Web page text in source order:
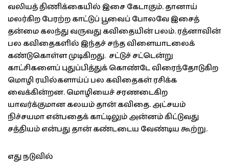
வலியத் திணிக்கையில் இசை கேடாகும். தானாய்
மலர்கிற பேரற்ற காட்டுப் பூவைப் போலவே இசைத்
தன்மை கலந்து வருவது கவிதையின் பலம். ரத்னாவின்
பல கவிதைகளில் இந்தச் சந்த விளையாடலைக்
கண்டுகொள்ள முடிகிறது. சட்டுச் சட்டென்று
காட்சிகளைப் புதுப்பித்துக் கொண்டே விரைந்தோடுகிற
மொழி ரயில்களாய்ப் பல கவிதைகள் ரசிக்க
வைக்கின்றன. மொழியைச் சரணடைகிற
யாவர்க்குமான கலயம் தான் கவிதை. அட்சயம்
நிச்சயமா என்பதைக் காட்டிலும் அன்னம் கிட்டுவது
சத்தியம் என்பது தான் கண்டடைய வேண்டிய கூற்று.
எது நடுவில்